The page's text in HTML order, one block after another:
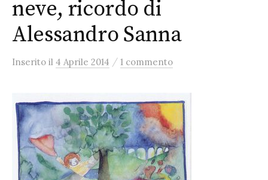
neve, ricordo di
Alessandro Sanna
Inserito il 4 Aprile 2014 / 1 commento